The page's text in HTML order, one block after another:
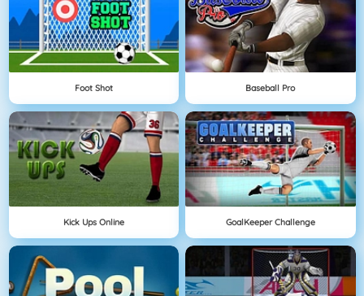
Foot Shot Baseball Pro
Kick Ups Online GoalKeeper Challenge